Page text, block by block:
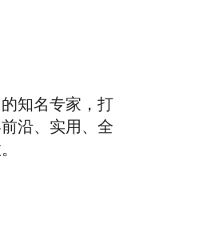
知名专家，打
沿、实用、全